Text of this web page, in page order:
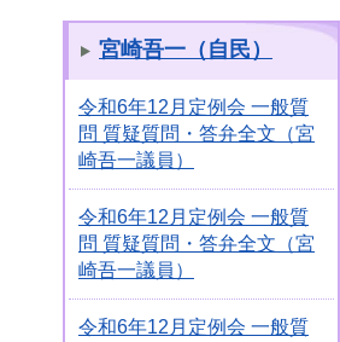
宮崎吾一（自民）
令和6年12月定例会 一般質
問 質疑質問・答弁全文（宮
崎吾一議員）
令和6年12月定例会 一般質
問 質疑質問・答弁全文（宮
崎吾一議員）
令和6年12月定例会 一般質